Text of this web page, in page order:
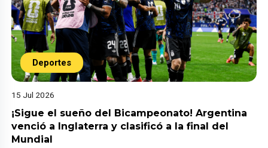
Deportes
15 Jul 2026
¡Sigue el sueño del Bicampeonato! Argentina
venció a Inglaterra y clasificó a la final del
Mundial